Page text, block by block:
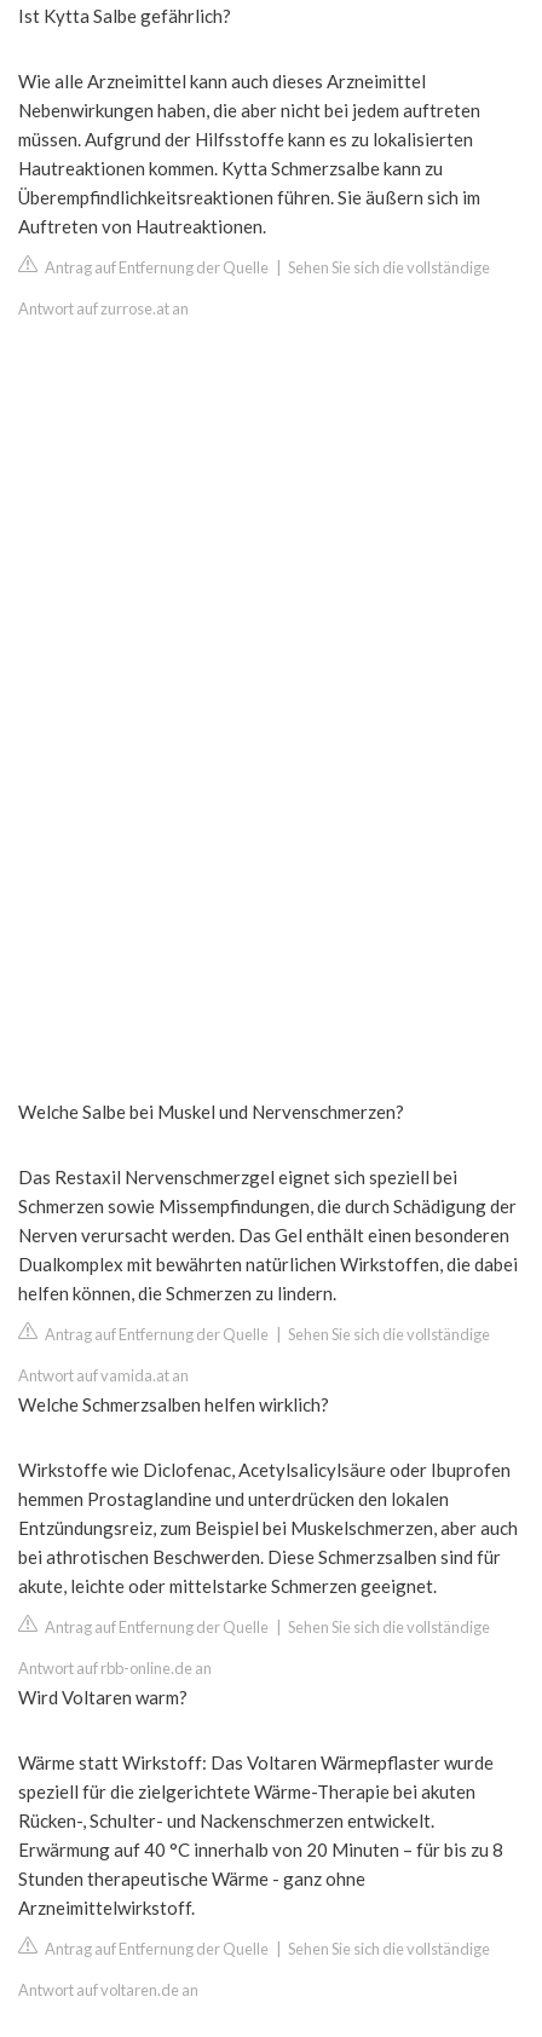
Ist Kytta Salbe gefährlich?
Wie alle Arzneimittel kann auch dieses Arzneimittel
Nebenwirkungen haben, die aber nicht bei jedem auftreten
müssen. Aufgrund der Hilfsstoffe kann es zu lokalisierten
Hautreaktionen kommen. Kytta Schmerzsalbe kann zu
Überempfindlichkeitsreaktionen führen. Sie äußern sich im
Auftreten von Hautreaktionen.
Antrag auf Entfernung der Quelle Sehen Sie sich die vollständige
Antwort auf zurrose.at an
Welche Salbe bei Muskel und Nervenschmerzen?
Das Restaxil Nervenschmerzgel eignet sich speziell bei
Schmerzen sowie Missempfindungen, die durch Schädigung der
Nerven verursacht werden. Das Gel enthält einen besonderen
Dualkomplex mit bewährten natürlichen Wirkstoffen, die dabei
helfen können, die Schmerzen zu lindern.
Antrag auf Entfernung der Quelle Sehen Sie sich die vollständige
Antwort auf vamida.at an
Welche Schmerzsalben helfen wirklich?
Wirkstoffe wie Diclofenac, Acetylsalicylsäure oder Ibuprofen
hemmen Prostaglandine und unterdrücken den lokalen
Entzündungsreiz, zum Beispiel bei Muskelschmerzen, aber auch
bei athrotischen Beschwerden. Diese Schmerzsalben sind für
akute, leichte oder mittelstarke Schmerzen geeignet.
Antrag auf Entfernung der Quelle Sehen Sie sich die vollständige
Antwort auf rbb-online.de an
Wird Voltaren warm?
Wärme statt Wirkstoff: Das Voltaren Wärmepflaster wurde
speziell für die zielgerichtete Wärme-Therapie bei akuten
Rücken-, Schulter- und Nackenschmerzen entwickelt.
Erwärmung auf 40 °C innerhalb von 20 Minuten – für bis zu 8
Stunden therapeutische Wärme - ganz ohne
Arzneimittelwirkstoff.
Antrag auf Entfernung der Quelle Sehen Sie sich die vollständige
Antwort auf voltaren.de an